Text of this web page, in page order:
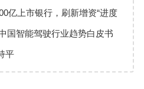
亿上市银行，刷新增资“进度
国智能驾驶行业趋势白皮书
戎、Momenta
平